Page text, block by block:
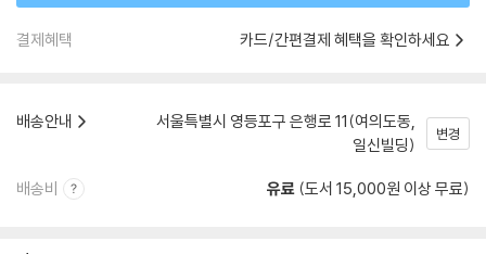
결제혜택 카드/간편결제 혜택을 확인하세요
배송안내
서울특별시 영등포구 은행로 11(여의도동,
일신빌딩)
변경
배송비 유료 (도서 15,000원 이상 무료)